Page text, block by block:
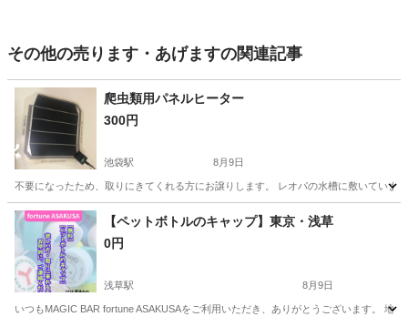
その他の売ります・あげますの関連記事
爬虫類用パネルヒーター
300円
池袋駅 8月9日
不要になったため、取りにきてくれる方にお譲りします。 レオパの水槽に敷いていま
東京 豊島区 池袋駅 その他
【ペットボトルのキャップ】東京・浅草
0円
浅草駅 8月9日
いつもMAGIC BAR fortune ASAKUSAをご利用いただき、ありがとうございます。 地